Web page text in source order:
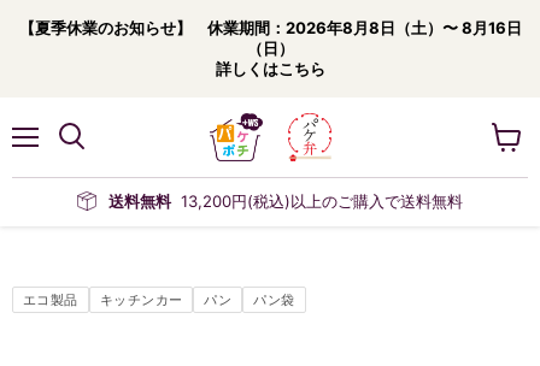
【夏季休業のお知らせ】 休業期間：2026年8月8日（土）〜 8月16日
（日）
詳しくはこちら
ニ
送料無料 13,200円(税込)以上のご購入で送料無料
ー
エコ製品 キッチンカー パン パン袋